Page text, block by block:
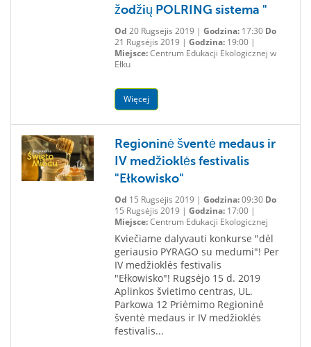
žodžių POLRING sistema "
Od 20 Rugsėjis 2019 | Godzina:17:30 Do
21 Rugsėjis 2019 | Godzina:19:00 |
Miejsce:Centrum Edukacji Ekologicznej w
Ełku
Więcej
Regioninė šventė medaus ir
IV medžioklės festivalis
"Ełkowisko"
Od 15 Rugsėjis 2019 | Godzina:09:30 Do
15 Rugsėjis 2019 | Godzina:17:00 |
Miejsce:Centrum Edukacji Ekologicznej
Kviečiame dalyvauti konkurse "dėl
geriausio PYRAGO su medumi"! Per
IV medžioklės festivalis
"Ełkowisko"! Rugsėjo 15 d. 2019
Aplinkos švietimo centras, UL.
Parkowa 12 Priėmimo Regioninė
šventė medaus ir IV medžioklės
festivalis...